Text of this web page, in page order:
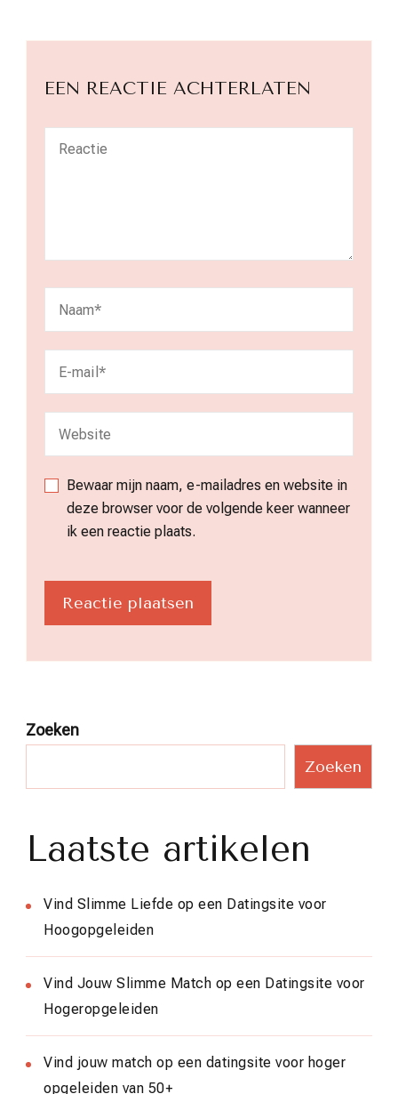
EEN REACTIE ACHTERLATEN
Bewaar mijn naam, e-mailadres en website in
deze browser voor de volgende keer wanneer
ik een reactie plaats.
Zoeken
Zoeken
Laatste artikelen
Vind Slimme Liefde op een Datingsite voor
Hoogopgeleiden
Vind Jouw Slimme Match op een Datingsite voor
Hogeropgeleiden
Vind jouw match op een datingsite voor hoger
opgeleiden van 50+